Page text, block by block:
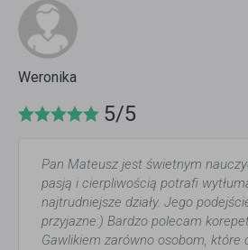
Weronika
5/5
Pan Mateusz jest świetnym
pasją i cierpliwością potrafi
najtrudniejsze działy. Jego
przyjazne:) Bardzo polecam
Gawlikiem zarówno osobom, które